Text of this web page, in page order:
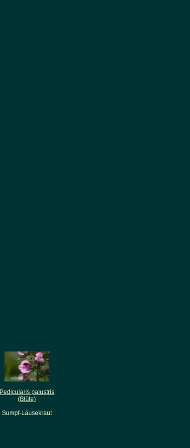
Pedicularis palustris
(Blüte)
Sumpf-Läusekraut